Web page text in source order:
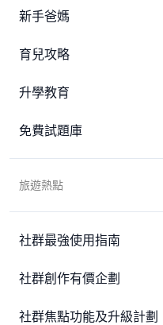
新手爸媽
育兒攻略
升學教育
免費試題庫
旅遊熱點
社群最強使用指南
社群創作有價企劃
社群焦點功能及升級計劃